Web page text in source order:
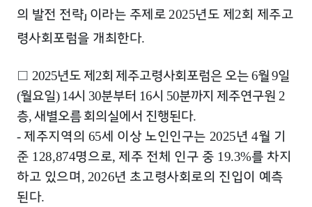
의 발전 전략」 이라는 주제로2025년도 제2회 제주고
령사회포럼을 개최한다.
□2025년도 제2회 제주고령사회포럼은 오는6월9일
(월요일) 14시 30분부터 16시 50분까지 제주연구원 2
층,새별오름 회의실에서 진행된다.
- 제주지역의 65세 이상 노인인구는 2025년4월 기
준 128,874명으로, 제주 전체 인구 중 19.3%를 차지
하고 있으며, 2026년 초고령사회로의 진입이 예측
된다.